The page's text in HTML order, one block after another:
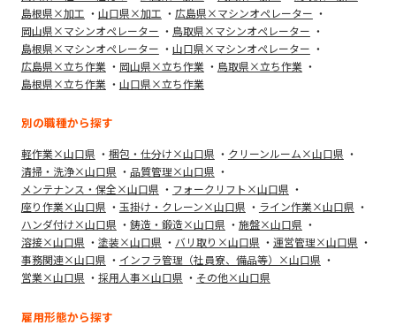
島根県×加工
山口県×加工
広島県×マシンオペレーター
岡山県×マシンオペレーター
鳥取県×マシンオペレーター
島根県×マシンオペレーター
山口県×マシンオペレーター
広島県×立ち作業
岡山県×立ち作業
鳥取県×立ち作業
島根県×立ち作業
山口県×立ち作業
別の職種から探す
軽作業×山口県 梱包・仕分け×山口県
クリーンルーム×山口県
清掃・洗浄×山口県
品質管理×山口県
メンテナンス・保全×山口県
フォークリフト×山口県
座り作業×山口県
玉掛け・クレーン×山口県
ライン作業×山口県
ハンダ付け×山口県
鋳造・鍛造×山口県
施盤×山口県
溶接×山口県
塗装×山口県 バリ取り×山口県
運営管理×山口県
事務関連×山口県
インフラ管理（社員寮、備品等）×山口県
営業×山口県
採用人事×山口県 その他×山口県
雇用形態から探す